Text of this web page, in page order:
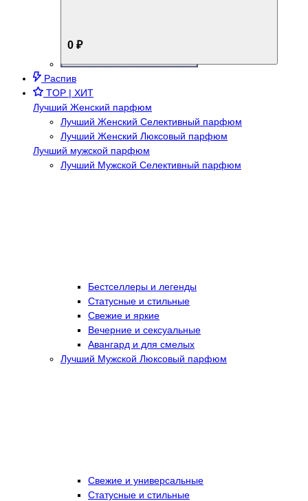
0 ₽
Распив
TOP | ХИТ
Лучший Женский парфюм
Лучший Женский Селективный парфюм
Лучший Женский Люксовый парфюм
Лучший мужской парфюм
Лучший Мужской Селективный парфюм
Бестселлеры и легенды
Статусные и стильные
Свежие и яркие
Вечерние и сексуальные
Авангард и для смелых
Лучший Мужской Люксовый парфюм
Свежие и универсальные
Статусные и стильные